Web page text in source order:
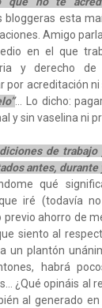
bloggeras esta
Amigo
en el que
y derecho
por acreditación
… Lo dicho:
y sin vaselina ni
de
antes, durante
qué
iré (todavía
previo ahorro de
siento al
un plantón
habrá
¿Qué opináis al
al generado